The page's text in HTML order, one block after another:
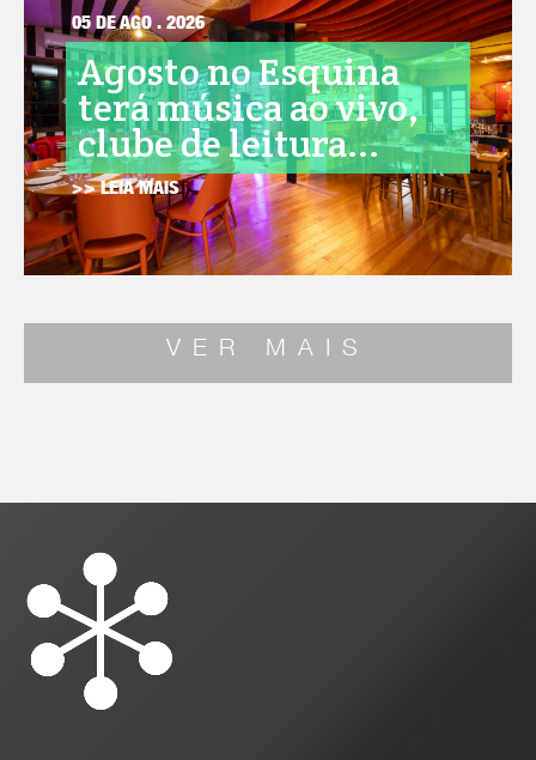
05 DE AGO . 2026
Agosto no Esquina
terá música ao vivo,
clube de leitura...
>> LEIA MAIS
VER MAIS